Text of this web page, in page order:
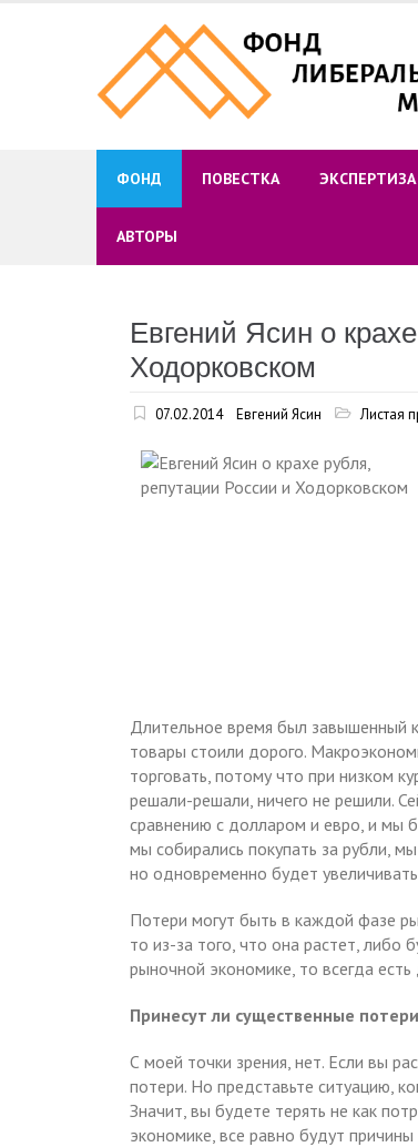
ФОНД ПОВЕСТКА ЭКСПЕРТИЗА
АВТОРЫ
Евгений Ясин о
Ходорковском
07.02.2014 Евгений Ясин Листая
Длительное время был завышенный
товары стоили дорого.
торговать, потому что при низком
решали-решали, ничего не решили.
сравнению с долларом и евро, и мы
мы собирались покупать за рубли,
но одновременно будет
Потери могут быть в каждой фазе
то из-за того, что она растет, либо
рыночной экономике, то всегда
Принесут ли существенные
С моей точки зрения, нет. Если вы
потери. Но представьте ситуацию,
Значит, вы будете терять не как
экономике, все равно будут причины